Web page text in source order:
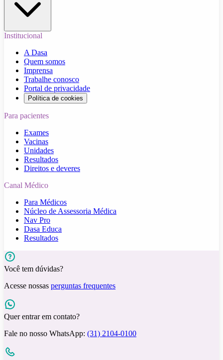
Institucional
A Dasa
Quem somos
Imprensa
Trabalhe conosco
Portal de privacidade
Política de cookies
Para pacientes
Exames
Vacinas
Unidades
Resultados
Direitos e deveres
Canal Médico
Para Médicos
Núcleo de Assessoria Médica
Nav Pro
Dasa Educa
Resultados
Você tem dúvidas?
Acesse nossas perguntas frequentes
Quer entrar em contato?
Fale no nosso WhatsApp: (31) 2104-0100